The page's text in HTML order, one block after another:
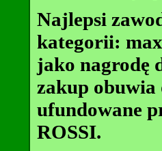
Najlepsi
kategorii:
jako nagrodę
zakup obuwia
ufundowane
ROSSI.